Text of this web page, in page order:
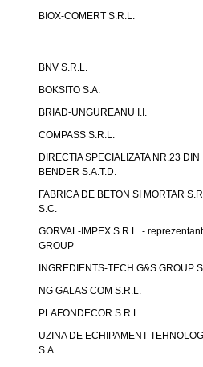
BIOX-COMERT S.R.L.
BNV S.R.L.
BOKSITO S.A.
BRIAD-UNGUREANU I.I.
COMPASS S.R.L.
DIRECTIA SPECIALIZATA NR.23 DIN
BENDER S.A.T.D.
FABRICA DE BETON SI MORTAR
S.C.
GORVAL-IMPEX S.R.L. -
GROUP
INGREDIENTS-TECH G&S GROUP
NG GALAS COM S.R.L.
PLAFONDECOR S.R.L.
UZINA DE ECHIPAMENT
S.A.